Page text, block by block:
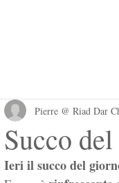
Succo
Pierre @ Riad Dar
Ieri il succo del